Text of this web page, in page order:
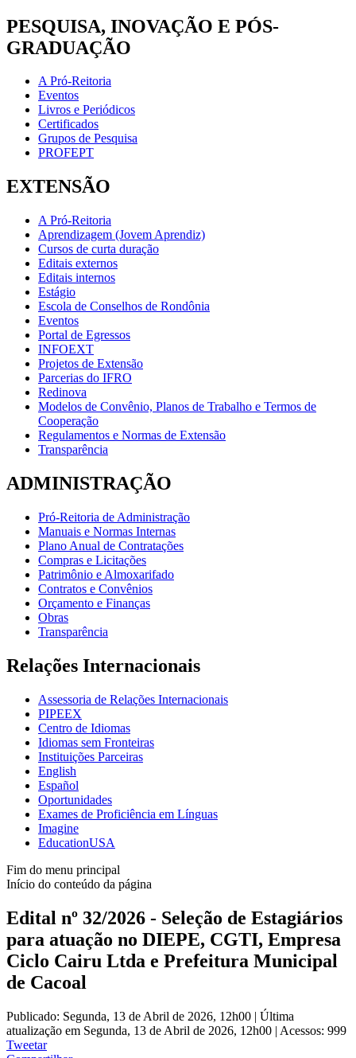
PESQUISA, INOVAÇÃO E PÓS-
GRADUAÇÃO
A Pró-Reitoria
Eventos
Livros e Periódicos
Certificados
Grupos de Pesquisa
PROFEPT
EXTENSÃO
A Pró-Reitoria
Aprendizagem (Jovem Aprendiz)
Cursos de curta duração
Editais externos
Editais internos
Estágio
Escola de Conselhos de Rondônia
Eventos
Portal de Egressos
INFOEXT
Projetos de Extensão
Parcerias do IFRO
Redinova
Modelos de Convênio, Planos de Trabalho e Termos de
Cooperação
Regulamentos e Normas de Extensão
Transparência
ADMINISTRAÇÃO
Pró-Reitoria de Administração
Manuais e Normas Internas
Plano Anual de Contratações
Compras e Licitações
Patrimônio e Almoxarifado
Contratos e Convênios
Orçamento e Finanças
Obras
Transparência
Relações Internacionais
Assessoria de Relações Internacionais
PIPEEX
Centro de Idiomas
Idiomas sem Fronteiras
Instituições Parceiras
English
Español
Oportunidades
Exames de Proficiência em Línguas
Imagine
EducationUSA
Fim do menu principal
Início do conteúdo da página
Edital nº 32/2026 - Seleção de Estagiários
para atuação no DIEPE, CGTI, Empresa
Ciclo Cairu Ltda e Prefeitura Municipal
de Cacoal
Publicado: Segunda, 13 de Abril de 2026, 12h00 | Última
atualização em Segunda, 13 de Abril de 2026, 12h00 | Acessos: 999
Tweetar